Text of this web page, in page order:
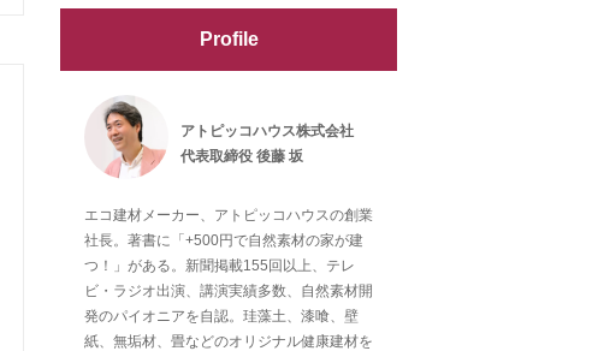
Profile
アトピッコハウス株式会社
代表取締役 後藤 坂
エコ建材メーカー、アトピッコハウスの創業
社長。著書に「+500円で自然素材の家が建
つ！」がある。新聞掲載155回以上、テレ
ビ・ラジオ出演、講演実績多数、自然素材開
発のパイオニアを自認。珪藻土、漆喰、壁
紙、無垢材、畳などのオリジナル健康建材を